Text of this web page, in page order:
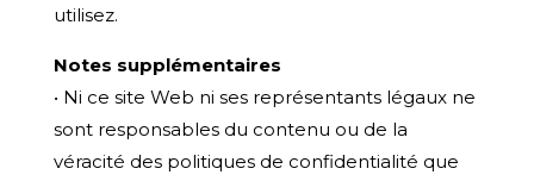
utilisez.​
Notes supplémentaires
• Ni ce site Web ni ses représentants légaux ne
sont responsables du contenu ou de la
véracité des politiques de confidentialité que